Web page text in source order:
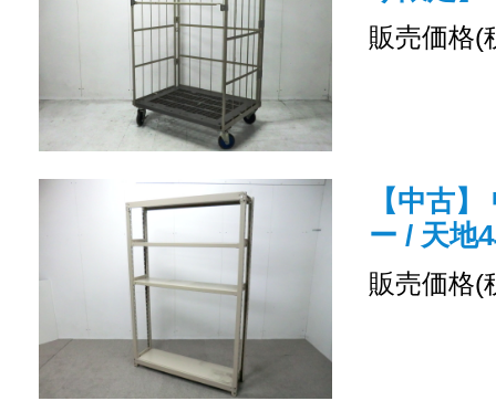
販売価格(
【中古
ー / 天地
販売価格(